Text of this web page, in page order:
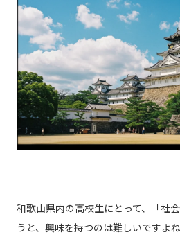
和歌山県内の高校生にとって、「社
うと、興味を持つのは難しいですよね